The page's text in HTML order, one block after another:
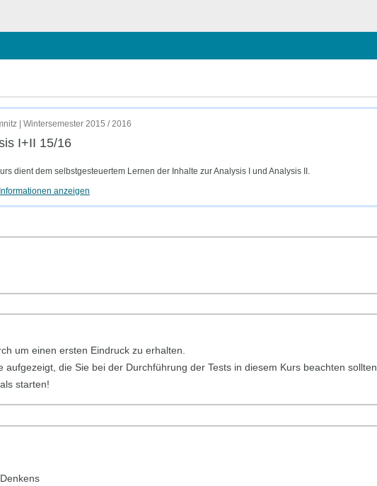
| Wintersemester 2015 / 2016
I+II 15/16
dient dem selbstgesteuertem Lernen der Inhalte zur Analysis I und Analysis II.
anzeigen
um einen ersten Eindruck zu erhalten.
aufgezeigt, die Sie bei der Durchführung der Tests in diesem Kurs beachten sollten.
starten!